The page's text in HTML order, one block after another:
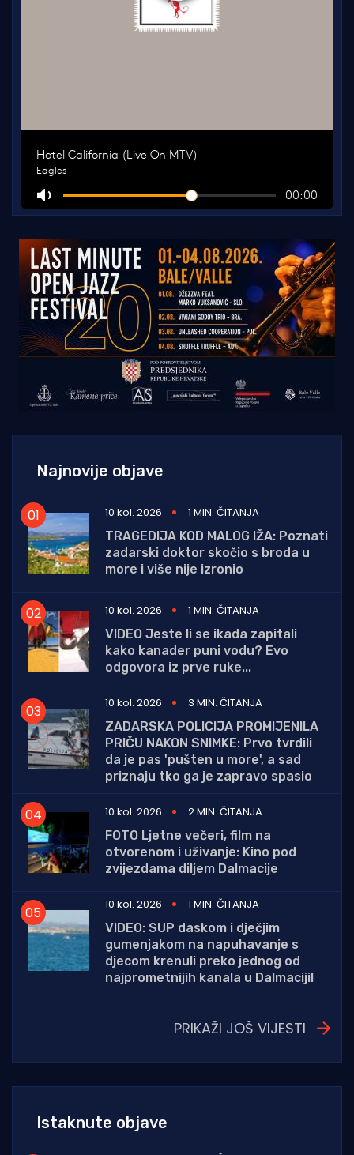
Najnovije objave
10 kol. 2026
1 MIN. ČITANJA
TRAGEDIJA KOD MALOG IŽA: Poznati
zadarski doktor skočio s broda u
more i više nije izronio
10 kol. 2026
1 MIN. ČITANJA
VIDEO Jeste li se ikada zapitali
kako kanader puni vodu? Evo
odgovora iz prve ruke...
10 kol. 2026
3 MIN. ČITANJA
ZADARSKA POLICIJA PROMIJENILA
PRIČU NAKON SNIMKE: Prvo tvrdili
da je pas 'pušten u more', a sad
priznaju tko ga je zapravo spasio
10 kol. 2026
2 MIN. ČITANJA
FOTO Ljetne večeri, film na
otvorenom i uživanje: Kino pod
zvijezdama diljem Dalmacije
10 kol. 2026
1 MIN. ČITANJA
VIDEO: SUP daskom i dječjim
gumenjakom na napuhavanje s
djecom krenuli preko jednog od
najprometnijih kanala u Dalmaciji!
PRIKAŽI JOŠ VIJESTI
Istaknute objave